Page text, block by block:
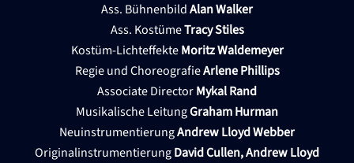
Ass. BühnenbildAlan Walker
Ass. KostümeTracy Stiles
Kostüm-LichteffekteMoritz Waldemeyer
Regie und ChoreografieArlene Phillips
Associate DirectorMykal Rand
Musikalische LeitungGraham Hurman
NeuinstrumentierungAndrew Lloyd Webber
OriginalinstrumentierungDavid Cullen, Andrew Lloyd